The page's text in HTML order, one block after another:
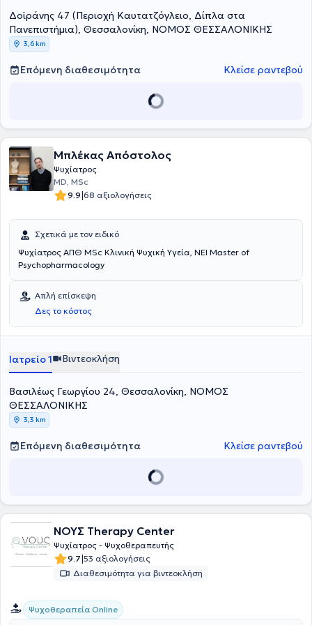
ιδιαίτερη εμπειρία στην αντιμετώπιση κατάθλιψης, άγχους,
κρίσεων πανικού, φοβιών, ψυχαναγκασμών, ψυχοσωματικών
συμπτωμάτων, καθώς και στη διαχείριση προβλημάτων στις
διαπροσωπικές σχέσεις. Δεν αναλαμβάνει εξαρτήσεις από ουσίες
και τυχερά παιχνίδια. Είναι μέλος του Ιατρικού Συλλόγου
Θεσσαλονίκης και της Πανελλήνιας Εταιρείας Γνωστικής
Δοϊράνης 47 (Περιοχή Καυτατζόγλειο, Δίπλα στα
Πανεπιστήμια), Θεσσαλονίκη, ΝΟΜΟΣ ΘΕΣΣΑΛΟΝΙΚΗΣ
3,6 km
Επόμενη διαθεσιμότητα Κλείσε ραντεβού
Μπλέκας Απόστολος
Ψυχίατρος
MD, MSc
9.9|68 αξιολογήσεις
Σχετικά με τον ειδικό
Ψυχίατρος ΑΠΘ MSc Κλινική Ψυχική Υγεία, NEI Master of
Psychopharmacology
Απλή επίσκεψη
Δες το κόστος
Ιατρείο 1 Βιντεοκλήση
Βασιλέως Γεωργίου 24, Θεσσαλονίκη, ΝΟΜΟΣ
ΘΕΣΣΑΛΟΝΙΚΗΣ
3,3 km
Επόμενη διαθεσιμότητα Κλείσε ραντεβού
ΝΟΥΣ Therapy Center
Ψυχίατρος - Ψυχοθεραπευτής
9.7|53 αξιολογήσεις
Διαθεσιμότητα για βιντεοκλήση
Ψυχοθεραπεία Online